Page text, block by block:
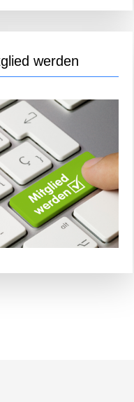
werden